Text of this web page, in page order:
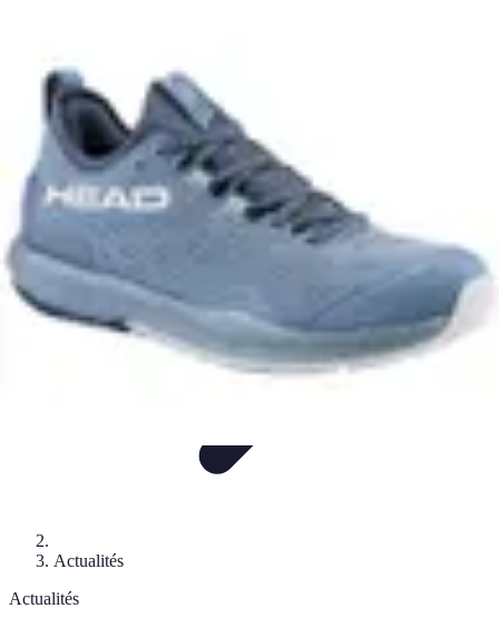
Padel Actu
Actualités
Actualités